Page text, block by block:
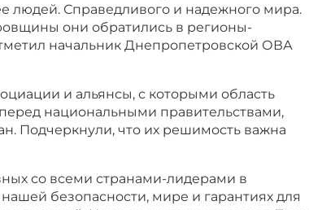
людей. Справедливого и надежного мира.
они обратились в регионы-
начальник Днепропетровской ОВА
и альянсы, с которыми область
перед национальными правительствами,
Подчеркнули, что их решимость важна
со всеми странами-лидерами в
безопасности, мире и гарантиях для